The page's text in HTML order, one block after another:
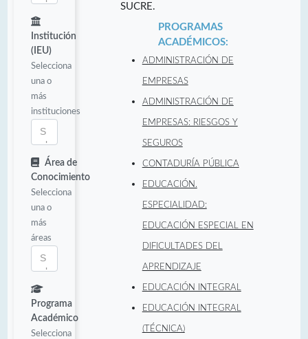
Institución
(IEU)
Selecciona
una o
más
instituciones
Área de
Conocimiento
Selecciona
una o
más
áreas
Programa
Académico
Selecciona
SUCRE.
PROGRAMAS
ACADÉMICOS:
ADMINISTRACIÓN DE
EMPRESAS
ADMINISTRACIÓN DE
EMPRESAS: RIESGOS Y
SEGUROS
CONTADURÍA PÚBLICA
EDUCACIÓN.
ESPECIALIDAD:
EDUCACIÓN ESPECIAL EN
DIFICULTADES DEL
APRENDIZAJE
EDUCACIÓN INTEGRAL
EDUCACIÓN INTEGRAL
(TÉCNICA)